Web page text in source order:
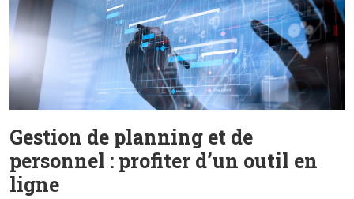
Gestion de planning et de
personnel : profiter d’un outil en
ligne